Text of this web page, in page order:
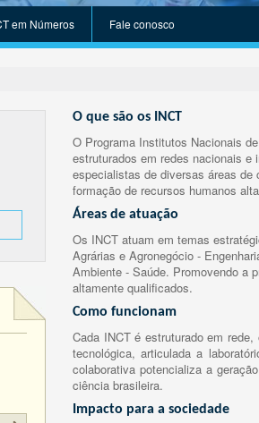
em Números Fale conosco
O que são os INCT
O Programa Institutos Nacionais
estruturados em redes nacionais
especialistas de diversas áreas de
formação de recursos humanos
Áreas de atuação
Os INCT atuam em temas
Agrárias e Agronegócio -
Ambiente - Saúde. Promovendo a
altamente qualificados.
Como funcionam
Cada INCT é estruturado em
tecnológica, articulada a
colaborativa potencializa a
ciência brasileira.
Impacto para a sociedade